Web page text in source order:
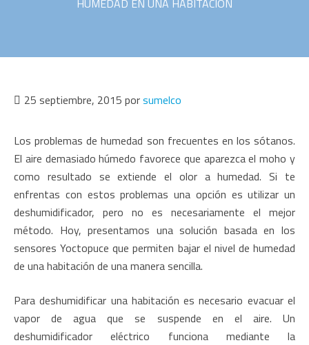
HUMEDAD EN UNA HABITACIÓN
25 septiembre, 2015 porsumelco
Los problemas de humedad son frecuentes en los sótanos.
El aire demasiado húmedo favorece que aparezca el moho y
como resultado se extiende el olor a humedad. Si te
enfrentas con estos problemas una opción es utilizar un
deshumidificador, pero no es necesariamente el mejor
método. Hoy, presentamos una solución basada en los
sensores Yoctopuce que permiten bajar el nivel de humedad
de una habitación de una manera sencilla.
Para deshumidificar una habitación es necesario evacuar el
vapor de agua que se suspende en el aire. Un
deshumidificador eléctrico funciona mediante la